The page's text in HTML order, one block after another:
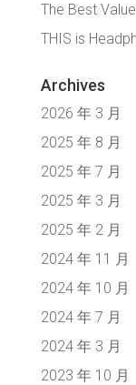
The Best
THIS is
Archives
2026 年 3 月
2025 年 8 月
2025 年 7 月
2025 年 3 月
2025 年 2 月
2024 年 11 月
2024 年 10 月
2024 年 7 月
2024 年 3 月
2023 年 10 月